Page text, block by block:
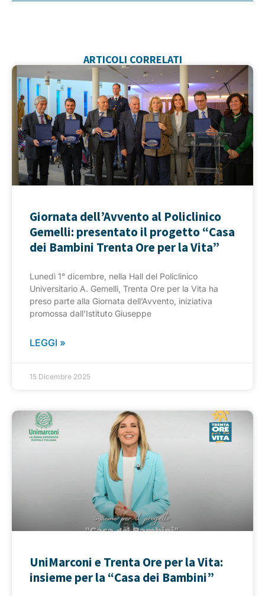
ARTICOLI CORRELATI
Giornata dell’Avvento al Policlinico
Gemelli: presentato il progetto “Casa
dei Bambini Trenta Ore per la Vita”
Lunedì 1° dicembre, nella Hall del Policlinico
Universitario A. Gemelli, Trenta Ore per la Vita ha
preso parte alla Giornata dell’Avvento, iniziativa
promossa dall’Istituto Giuseppe
LEGGI »
15 Dicembre 2025
UniMarconi e Trenta Ore per la Vita:
insieme per la “Casa dei Bambini”